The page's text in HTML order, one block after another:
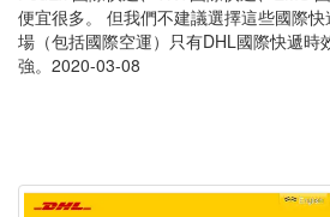
便宜很多。 但我們不建議選擇這些國際
場（包括國際空運）只有DHL國際快遞時
強。2020-03-08